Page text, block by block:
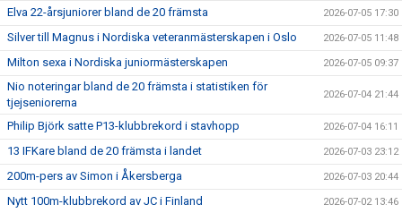
Elva 22-årsjuniorer bland de 20 främsta 2026-07-05 17:30
Silver till Magnus i Nordiska veteranmästerskapen i Oslo 2026-07-05 11:48
Milton sexa i Nordiska juniormästerskapen 2026-07-05 09:37
Nio noteringar bland de 20 främsta i statistiken för
tjejseniorerna
2026-07-04 21:44
Philip Björk satte P13-klubbrekord i stavhopp 2026-07-04 16:11
13 IFKare bland de 20 främsta i landet 2026-07-03 23:12
200m-pers av Simon i Åkersberga 2026-07-03 20:44
Nytt 100m-klubbrekord av JC i Finland 2026-07-02 13:46